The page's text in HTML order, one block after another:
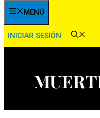
MENÚ
INICIAR SESIÓN